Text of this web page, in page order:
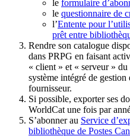
le formulaire
le questionnaire de
l’Entente pour
prêt entre
Rendre son catalogue
dans PRPG en faisant
« client » et « serveur »
système intégré de
fournisseur.
Si possible, exporter ses
WorldCat une fois par
S’abonner au Service
bibliothèque de Postes